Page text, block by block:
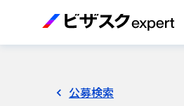
公募検索